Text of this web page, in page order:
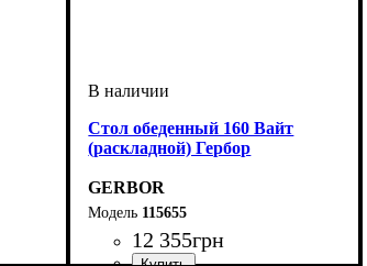
Стол обеденный 160 Вайт
(раскладной) Гербор
GERBOR
115655
12 355грн